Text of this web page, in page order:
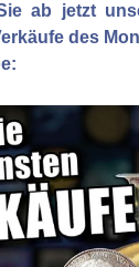
ab jetzt
des